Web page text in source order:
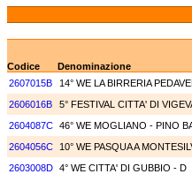
Codice
Denominazione
2607015B
14° WE LA BIRRERIA
2606016B
5° FESTIVAL CITTA' DI
2604087C 46° WE MOGLIANO - PINO
2604056C
10° WE PASQUA A
2603008D 4° WE CITTA' DI GUBBIO - D